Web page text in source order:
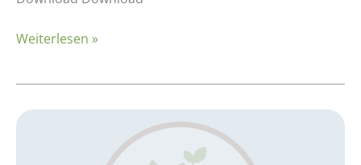
Weiterlesen »
Kalkulationsbeispiel: